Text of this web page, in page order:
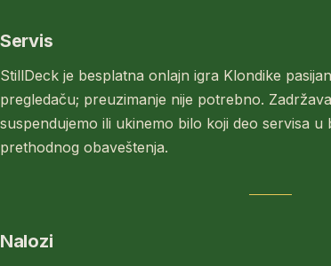
Servis
StillDeck je besplatna onlajn igra Klondike
pregledaču; preuzimanje nije potrebno.
suspendujemo ili ukinemo bilo koji deo servisa
prethodnog obaveštenja.
Nalozi